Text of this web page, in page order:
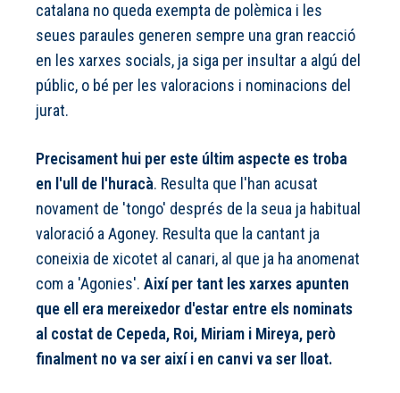
catalana no queda exempta de polèmica i les
seues paraules generen sempre una gran reacció
en les xarxes socials, ja siga per insultar a algú del
públic, o bé per les valoracions i nominacions del
jurat.
Precisament hui per este últim aspecte es troba
en l'ull de l'huracà. Resulta que l'han acusat
novament de 'tongo' després de la seua ja habitual
valoració a Agoney. Resulta que la cantant ja
coneixia de xicotet al canari, al que ja ha anomenat
com a 'Agonies'. Així per tant les xarxes apunten
que ell era mereixedor d'estar entre els nominats
al costat de Cepeda, Roi, Miriam i Mireya, però
finalment no va ser així i en canvi va ser lloat.